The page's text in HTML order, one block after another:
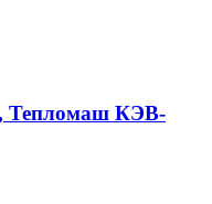
Тепломаш КЭВ-